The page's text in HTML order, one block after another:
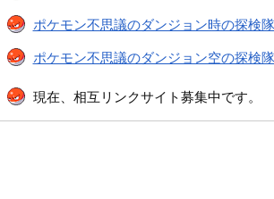
ポケモン不思議のダンジョン時の探検
ポケモン不思議のダンジョン空の探検
現在、相互リンクサイト募集中です。